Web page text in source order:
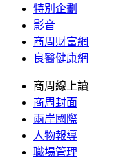
特別企劃
影音
商周財富網
良醫健康網
商周線上讀
商周封面
兩岸國際
人物報導
職場管理